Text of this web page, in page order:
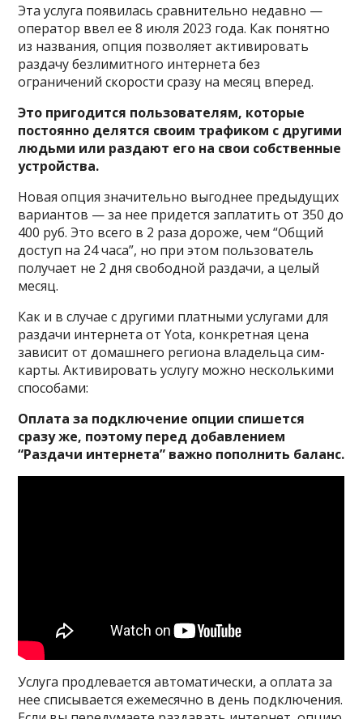
Эта услуга появилась сравнительно недавно —
оператор ввел ее 8 июля 2023 года. Как понятно
из названия, опция позволяет активировать
раздачу безлимитного интернета без
ограничений скорости сразу на месяц вперед.
Это пригодится пользователям, которые
постоянно делятся своим трафиком с другими
людьми или раздают его на свои собственные
устройства.
Новая опция значительно выгоднее предыдущих
вариантов — за нее придется заплатить от 350 до
400 руб. Это всего в 2 раза дороже, чем “Общий
доступ на 24 часа”, но при этом пользователь
получает не 2 дня свободной раздачи, а целый
месяц.
Как и в случае с другими платными услугами для
раздачи интернета от Yota, конкретная цена
зависит от домашнего региона владельца сим-
карты. Активировать услугу можно несколькими
способами:
Оплата за подключение опции спишется
сразу же, поэтому перед добавлением
“Раздачи интернета” важно пополнить баланс.
Услуга продлевается автоматически, а оплата за
нее списывается ежемесячно в день подключения.